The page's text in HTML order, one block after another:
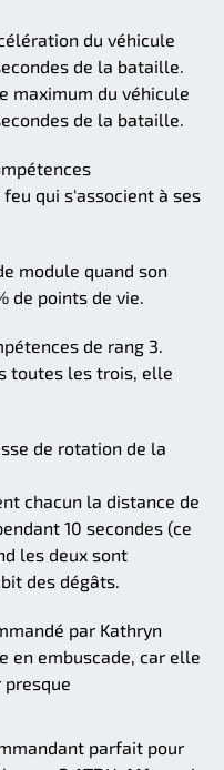
du véhicule
de la bataille.
maximum du véhicule
de la bataille.
qui s'associent à ses
module quand son
de points de vie.
de rang 3.
toutes les trois, elle
de rotation de la
chacun la distance de
10 secondes (ce
les deux sont
des dégâts.
par Kathryn
en embuscade, car elle
parfait pour